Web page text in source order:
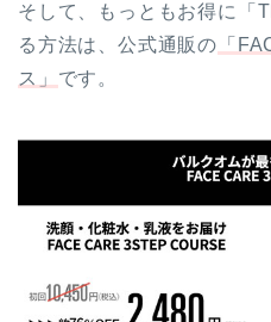
そして、もっともお得に「
る方法は、公式通販の 「
ス」 です。